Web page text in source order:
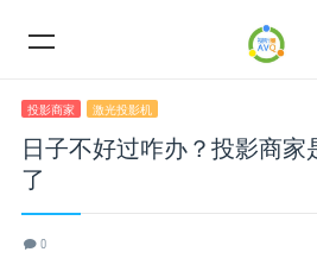
投影商家 激光投影机
日子不好过咋办？投影商家
了
0